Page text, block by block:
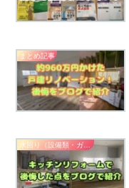
まとめ記事